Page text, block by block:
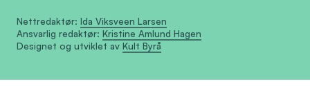
Nettredaktør: Ida Viksveen Larsen
Ansvarlig redaktør: Kristine Amlund Hagen
Designet og utviklet av Kult Byrå